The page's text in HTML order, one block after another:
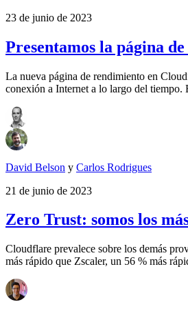
23 de junio de 2023
Presentamos la página
La nueva página de rendimiento en
conexión a Internet a lo largo del tiempo.
David Belson y Carlos Rodrigues
21 de junio de 2023
Zero Trust: somos los
Cloudflare prevalece sobre los demás
más rápido que Zscaler, un 56 % más